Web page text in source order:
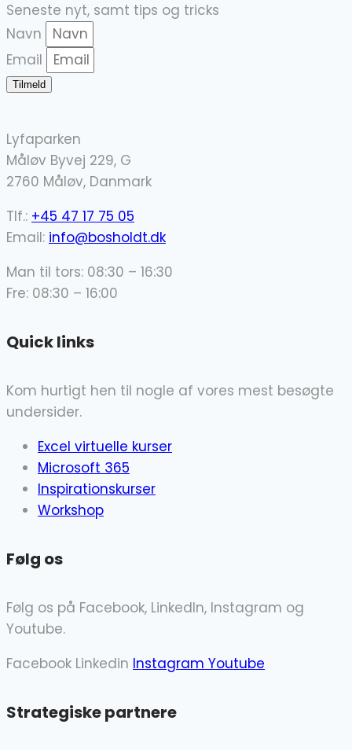
Seneste nyt, samt tips og tricks
Navn
Email
Tilmeld
Lyfaparken
Måløv Byvej 229, G
2760 Måløv, Danmark
Tlf.: +45 47 17 75 05
Email: info@bosholdt.dk
Man til tors: 08:30 – 16:30
Fre: 08:30 – 16:00
Quick links
Kom hurtigt hen til nogle af vores mest besøgte
undersider.
Excel virtuelle kurser
Microsoft 365
Inspirationskurser
Workshop
Følg os
Følg os på Facebook, LinkedIn, Instagram og
Youtube.
Facebook Linkedin Instagram Youtube
Strategiske partnere